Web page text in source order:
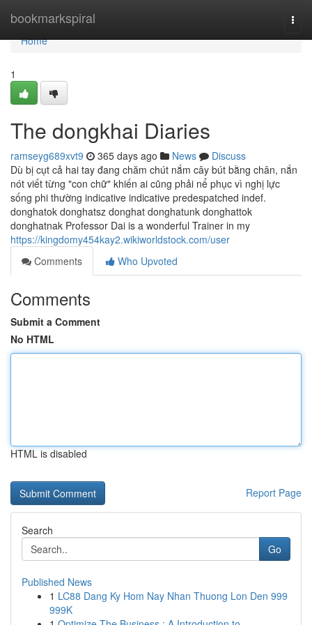
bookmarkspiral
Home
Home
1
The dongkhai Diaries
ramseyg689xvt9 365 days ago News
Discuss
Dù bị cụt cả hai tay đang chăm chút nắm cây bút bằng chân, nắn
nót viết từng "con chữ" khiến ai cũng phải nể phục vì nghị lực
sống phi thường indica­tive indica­tive pre­despatched indef.
donghatok donghatsz donghat donghatunk donghattok
donghatnak Professor Dai is a wonderful Trainer in my
https://kingdomy454kay2.wikiworldstock.com/user
Comments
Who Upvoted
Comments
Submit a Comment
No HTML
HTML is disabled
Report Page
Search
Go
Published News
1 LC88 Dang Ky Hom Nay Nhan Thuong Lon Den 999
999K